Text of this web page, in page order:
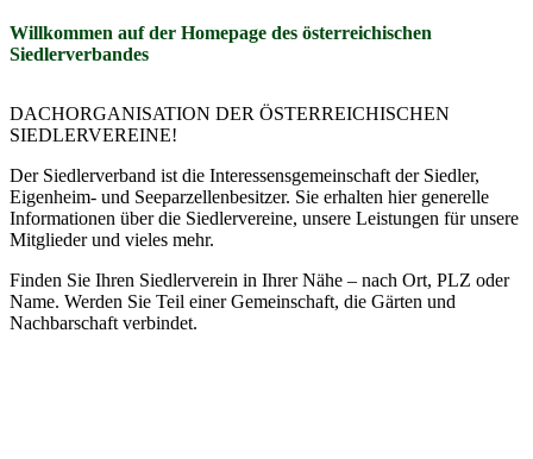
Gartentipps
Willkommen auf der Homepage des österreichischen
Siedlerverbandes
DACHORGANISATION DER ÖSTERREICHISCHEN
SIEDLERVEREINE!
Der Siedlerverband ist die Interessensgemeinschaft der Siedler,
Eigenheim- und Seeparzellenbesitzer. Sie erhalten hier generelle
Informationen über die Siedlervereine, unsere Leistungen für unsere
Mitglieder und vieles mehr.
Finden Sie Ihren Siedlerverein in Ihrer Nähe – nach Ort, PLZ oder
Name. Werden Sie Teil einer Gemeinschaft, die Gärten und
Nachbarschaft verbindet.